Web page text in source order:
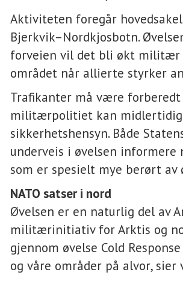
Aktiviteten foregår
Bjerkvik–Nordkjosbotn.
forveien vil det bli økt
området når allierte styrker
Trafikanter må være
militærpolitiet kan midlertidig
sikkerhetshensyn. Både
underveis i øvelsen
som er spesielt mye berørt av
NATO satser i nord
Øvelsen er en naturlig del av
militærinitiativ for Arktis og
gjennom øvelse Cold
og våre områder på alvor, sier